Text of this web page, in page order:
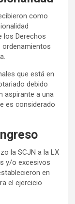
como
los Derechos
ordenamientos
que está en
debido
aspirante a una
es considerado
la SCJN a la LX
y/o excesivos
en
el ejercicio